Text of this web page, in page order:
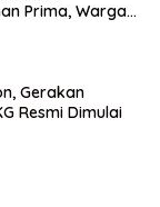
Prima, Warga
Gerakan
Resmi Dimulai